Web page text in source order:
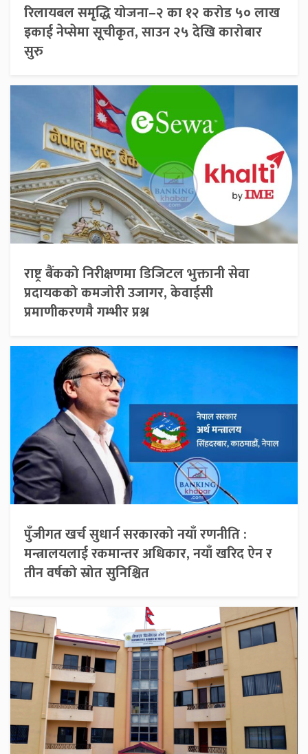
रिलायबल समृद्धि योजना–२ का १२ करोड ५० लाख
इकाई नेप्सेमा सूचीकृत, साउन २५ देखि कारोबार
सुरु
राष्ट्र बैंकको निरीक्षणमा डिजिटल भुक्तानी सेवा
प्रदायकको कमजोरी उजागर, केवाईसी
प्रमाणीकरणमै गम्भीर प्रश्न
पुँजीगत खर्च सुधार्न सरकारको नयाँ रणनीति :
मन्त्रालयलाई रकमान्तर अधिकार, नयाँ खरिद ऐन र
तीन वर्षको स्रोत सुनिश्चित